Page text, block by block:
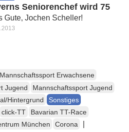
Seniorenchef wird 75
Gute, Jochen Scheller!
Mannschaftssport Erwachsene
Jugend
Mannschaftssport Jugend
Hintergrund
Sonstiges
click-TT
Bavarian TT-Race
München Corona